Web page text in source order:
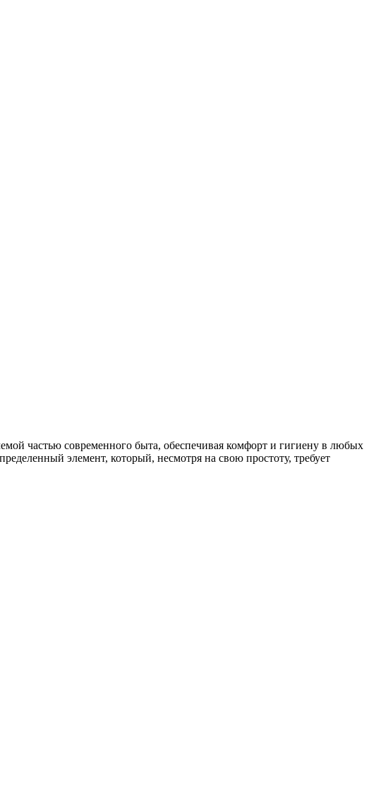
частью современного быта, обеспечивая комфорт и гигиену в любых
элемент, который, несмотря на свою простоту, требует